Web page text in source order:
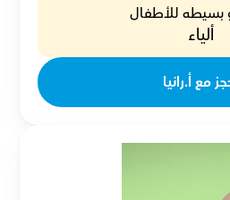
للأطفال
ألياء
مع أ.رانيا